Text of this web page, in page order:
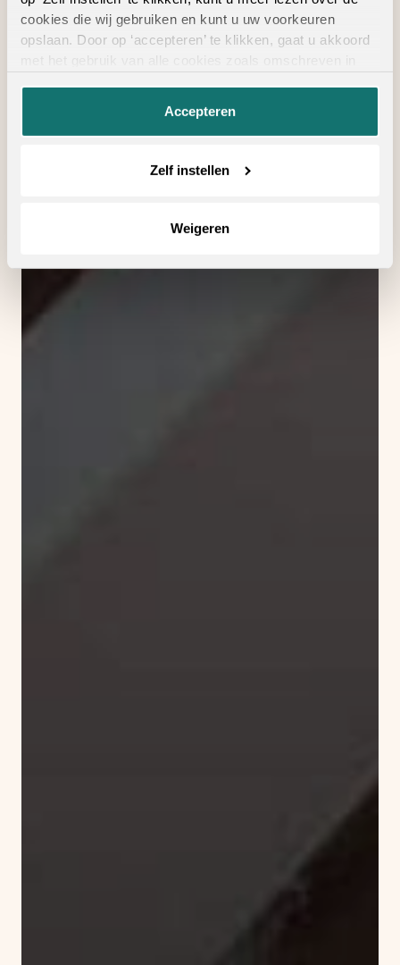
cookies die wij gebruiken en kunt u uw voorkeuren
opslaan. Door op ‘accepteren’ te klikken, gaat u akkoord
Accepteren
Zelf instellen
Weigeren